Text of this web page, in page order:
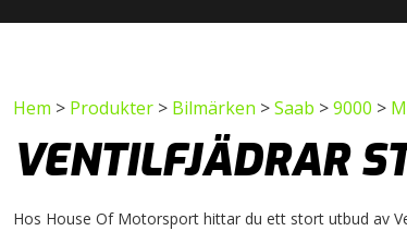
Hem > Produkter > Bilmärken >Saab >9000 >
VENTILFJÄDRAR
Hos House Of Motorsport hittar du ett stort utbud av